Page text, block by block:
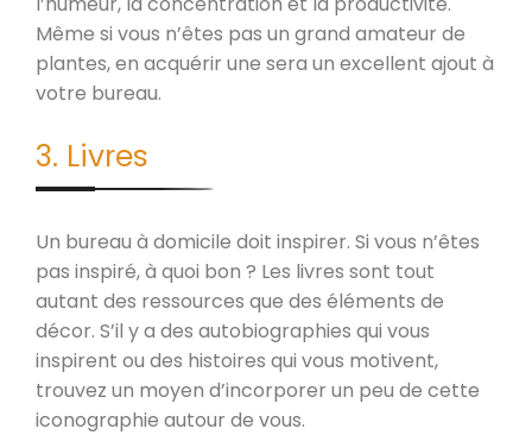
Même si vous n’êtes pas un grand amateur de
plantes, en acquérir une sera un excellent ajout à
votre bureau.
3. Livres
Un bureau à domicile doit inspirer. Si vous n’êtes
pas inspiré, à quoi bon ? Les livres sont tout
autant des ressources que des éléments de
décor. S’il y a des autobiographies qui vous
inspirent ou des histoires qui vous motivent,
trouvez un moyen d’incorporer un peu de cette
iconographie autour de vous.